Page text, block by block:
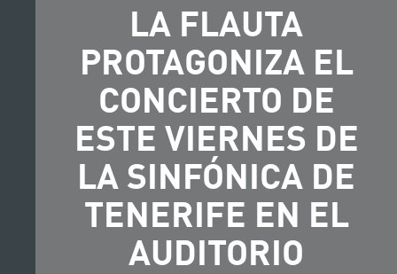
LA FLAUTA
PROTAGONIZA EL
CONCIERTO DE
ESTE VIERNES DE
LA SINFÓNICA DE
TENERIFE EN EL
AUDITORIO